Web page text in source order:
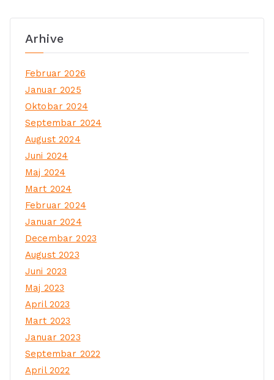
Arhive
Februar 2026
Januar 2025
Oktobar 2024
Septembar 2024
August 2024
Juni 2024
Maj 2024
Mart 2024
Februar 2024
Januar 2024
Decembar 2023
August 2023
Juni 2023
Maj 2023
April 2023
Mart 2023
Januar 2023
Septembar 2022
April 2022